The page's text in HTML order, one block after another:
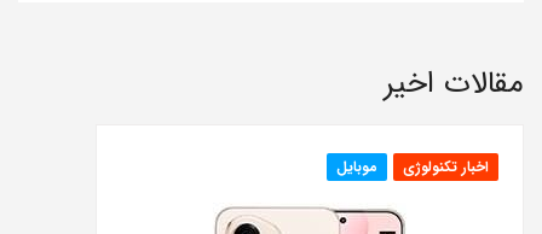
مقالات اخیر
اخبار تکنولوژی موبایل